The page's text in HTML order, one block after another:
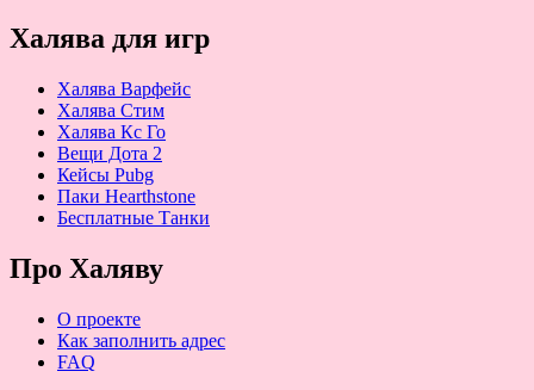
Халява для игр
Халява Варфейс
Халява Стим
Халява Кс Го
Вещи Дота 2
Кейсы Pubg
Паки Hearthstone
Бесплатные Танки
Про Халяву
О проекте
Как заполнить адрес
FAQ